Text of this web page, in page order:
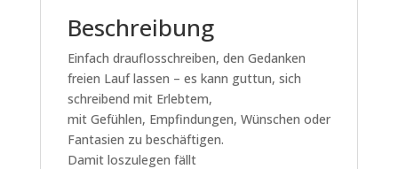
Beschreibung
Einfach drauflosschreiben, den Gedanken
freien Lauf lassen – es kann guttun, sich
schreibend mit Erlebtem,
mit Gefühlen, Empfindungen, Wünschen oder
Fantasien zu beschäftigen.
Damit loszulegen fällt